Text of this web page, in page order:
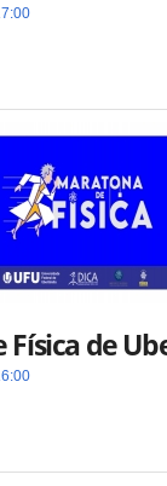
Física de